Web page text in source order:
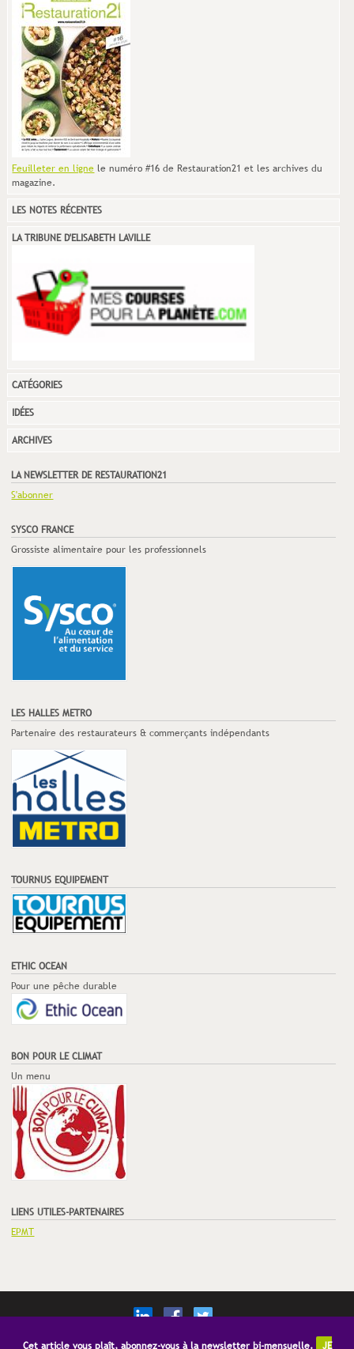
Feuilleter en ligne le numéro #16 de Restauration21 et les archives du
magazine.
LES NOTES RÉCENTES
LA TRIBUNE D'ELISABETH LAVILLE
CATÉGORIES
IDÉES
ARCHIVES
LA NEWSLETTER DE RESTAURATION21
S'abonner
SYSCO FRANCE
Grossiste alimentaire pour les professionnels
LES HALLES METRO
Partenaire des restaurateurs & commerçants indépendants
TOURNUS EQUIPEMENT
ETHIC OCEAN
Pour une pêche durable
BON POUR LE CLIMAT
Un menu
LIENS UTILES-PARTENAIRES
EPMT
Cet article vous plaît, abonnez-vous à la newsletter bi-mensuelle. JE
© Copyright Restauration21 Mentions Légales CGV Publicité